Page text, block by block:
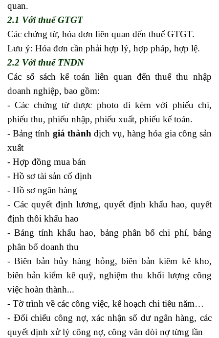
quan.
2.1 Với thuế GTGT
Các chứng từ, hóa đơn liên quan đến thuế GTGT.
Lưu ý: Hóa đơn cần phải hợp lý, hợp pháp, hợp lệ.
2.2 Với thuế TNDN
Các sổ sách kế toán liên quan đến thuế thu nhập
doanh nghiệp, bao gồm:
- Các chứng từ được photo đi kèm với phiếu chi,
phiếu thu, phiếu nhập, phiếu xuất, phiếu kế toán.
- Bảng tính giá thành dịch vụ, hàng hóa gia công sản
xuất
- Hợp đồng mua bán
- Hồ sơ tài sản cố định
- Hồ sơ ngân hàng
- Các quyết định lương, quyết định khấu hao, quyết
định thôi khấu hao
- Bảng tính khấu hao, bảng phân bổ chi phí, bảng
phân bổ doanh thu
- Biên bản hủy hàng hỏng, biên bản kiêm kê kho,
biên bản kiểm kê quỹ, nghiệm thu khối lượng công
việc hoàn thành...
- Tờ trình về các công việc, kế hoạch chi tiêu năm…
- Đối chiếu công nợ, xác nhận số dư ngân hàng, các
quyết định xử lý công nợ, công văn đòi nợ từng lần